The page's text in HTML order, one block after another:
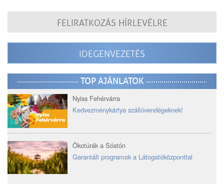
FELIRATKOZÁS HÍRLEVÉLRE
IDEGENVEZETÉS
TOP AJÁNLATOK
Nyiss Fehérvárra
Kedvezménykártya szállóvendégeknek!
Ökotúrák a Sóstón
Garantált programok a Látogatóközponttal